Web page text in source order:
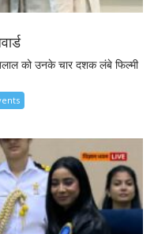
को उनके चार दशक लंबे फिल्मी